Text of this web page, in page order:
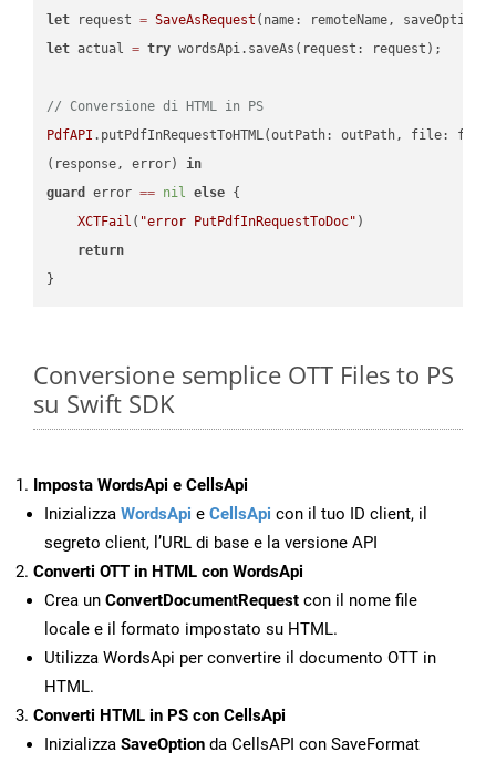
let request = SaveAsRequest (name: remoteName,
let actual = try wordsApi.saveAs(request: request);
// Conversione di HTML in PS
PdfAPI .putPdfInRequestToHTML(outPath: outPath, file: file.
(response, error) in
guard
error == nil else {
XCTFail ( "error PutPdfInRequestToDoc" )
return
Conversione semplice OTT Files to PS
su Swift SDK
Imposta WordsApi e CellsApi
Inizializza WordsApi e CellsApi con il tuo ID client, il
segreto client, l’URL di base e la versione API
Converti OTT in HTML con WordsApi
Crea un ConvertDocumentRequest con il nome file
locale e il formato impostato su HTML.
Utilizza WordsApi per convertire il documento OTT in
HTML.
Converti HTML in PS con CellsApi
Inizializza SaveOption da CellsAPI con SaveFormat